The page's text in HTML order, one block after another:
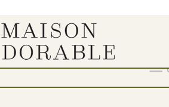
Show 9 12 18 24